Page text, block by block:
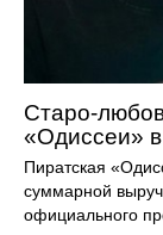
Старо-
«Одиссеи»
Пиратская
суммарной
официального